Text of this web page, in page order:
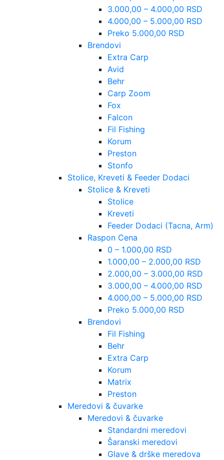
3.000,00 – 4.000,00 RSD
4.000,00 – 5.000,00 RSD
Preko 5.000,00 RSD
Brendovi
Extra Carp
Avid
Behr
Carp Zoom
Fox
Falcon
Fil Fishing
Korum
Preston
Stonfo
Stolice, Kreveti & Feeder Dodaci
Stolice & Kreveti
Stolice
Kreveti
Feeder Dodaci (Tacna, Arm)
Raspon Cena
0 – 1.000,00 RSD
1.000,00 – 2.000,00 RSD
2.000,00 – 3.000,00 RSD
3.000,00 – 4.000,00 RSD
4.000,00 – 5.000,00 RSD
Preko 5.000,00 RSD
Brendovi
Fil Fishing
Behr
Extra Carp
Korum
Matrix
Preston
Meredovi & čuvarke
Meredovi & čuvarke
Standardni meredovi
Šaranski meredovi
Glave & drške meredova